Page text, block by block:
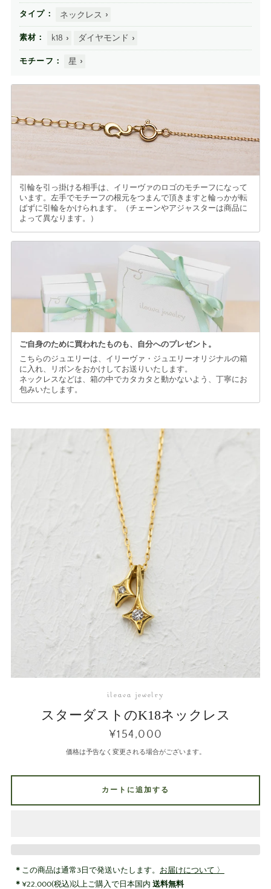
ileava jewelry
スターダストのK18ネックレス
¥154,000
価格は予告なく変更される場合がございます。
カートに追加する
この商品は通常3日で発送いたします。 お届けについて 〉
¥22,000(税込)以上ご購入で日本国内 送料無料
タイプ ネックレス
素材 k18 ダイヤモンド
モチーフ 星
引輪を引っ掛ける相手は、イリーヴァのロゴのモチーフになって
います。左手でモチーフの根元をつまんで頂きますと輪っかが転
ばずに引輪をかけられます。（チェーンやアジャスターは商品に
よって異なります。）
ご自身のために買われたものも、
自分へのプレゼント。
こちらのジュエリーは、イリーヴァ・ジュエリーオリジナルの箱
に入れ、リボンをおかけしてお送りいたします。
ネックレスなどは、箱の中でカタカタと動かないよう、丁寧にお
包みいたします。